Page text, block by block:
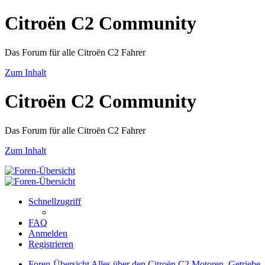
Citroën C2 Community
Das Forum für alle Citroën C2 Fahrer
Zum Inhalt
Citroën C2 Community
Das Forum für alle Citroën C2 Fahrer
Zum Inhalt
Schnellzugriff
FAQ
Anmelden
Registrieren